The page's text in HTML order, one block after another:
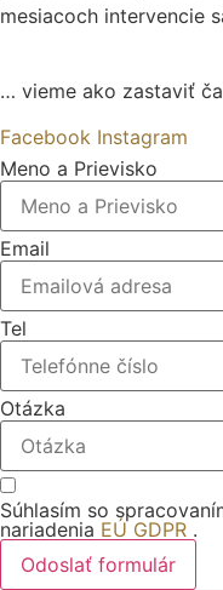
mesiacoch intervencie
… vieme ako zastaviť
Facebook Instagram
Meno a Prievisko
Email
Tel
Otázka
Súhlasím so
nariadenia EÚ GDPR .
Odoslať formulár